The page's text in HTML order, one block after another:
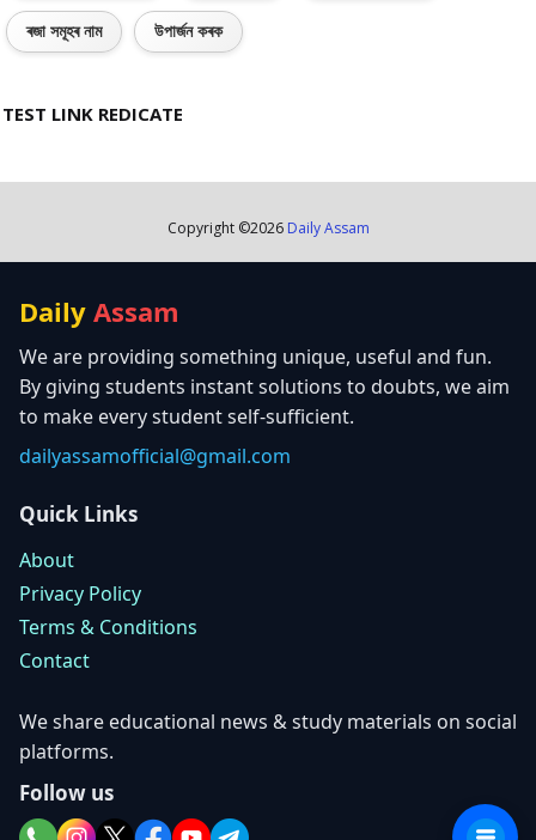
ৰজা সমূহৰ নাম উপাৰ্জন কৰক
TEST LINK REDICATE
Copyright ©2026 Daily Assam
Daily Assam
We are providing something unique, useful and fun.
By giving students instant solutions to doubts, we aim
to make every student self-sufficient.
dailyassamofficial@gmail.com
Quick Links
About
Privacy Policy
Terms & Conditions
Contact
We share educational news & study materials on social
platforms.
Follow us